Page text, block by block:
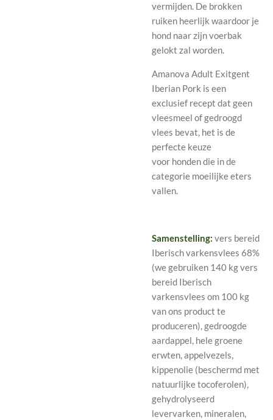
vermijden. De brokken
ruiken heerlijk waardoor je
hond naar zijn voerbak
gelokt zal worden.
Amanova Adult Exitgent
Iberian Pork is een
exclusief recept dat geen
vleesmeel of gedroogd
vlees bevat, het is de
perfecte keuze
voor honden die in de
categorie moeilijke eters
vallen.
Samenstelling: vers bereid
Iberisch varkensvlees 68%
(we gebruiken 140 kg vers
bereid Iberisch
varkensvlees om 100 kg
van ons product te
produceren), gedroogde
aardappel, hele groene
erwten, appelvezels,
kippenolie (beschermd met
natuurlijke tocoferolen),
gehydrolyseerd
levervarken, mineralen,